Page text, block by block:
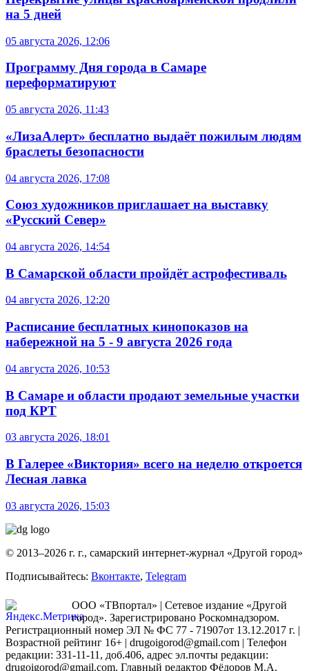
на 5 дней
05 августа 2026, 12:06
Программу Дня города в Самаре
переформатируют
05 августа 2026, 11:43
«ЛизаАлерт» бесплатно выдаёт пожилым людям
браслеты безопасности
04 августа 2026, 17:08
Союз художников приглашает на выставку
«Русский Север»
04 августа 2026, 14:54
В Самарской области пройдёт астрофестиваль
04 августа 2026, 12:20
Расписание бесплатных кинопоказов на
набережной на 5 - 9 августа 2026 года
04 августа 2026, 10:53
В Самаре и области продают земельные участки
под КРТ
03 августа 2026, 18:01
В Галерее «Виктория» всего на неделю откроется
Лесная лавка
03 августа 2026, 15:03
© 2013–2026 г. г., самарский интернет-журнал «Другой город»
Подписывайтесь: Вконтакте, Telegram
ООО «ТВпортал» | Сетевое издание «Другой
город». Зарегистрировано Роскомнадзором.
Регистрационный номер ЭЛ № ФС 77 - 71907от 13.12.2017 г. |
Возрастной рейтинг 16+ | drugoigorod@gmail.com | Телефон
редакции: 331-11-11, доб.406, адрес эл.почты редакции:
drugoigorod@gmail.com. Главный редактор Фёдоров М.А.